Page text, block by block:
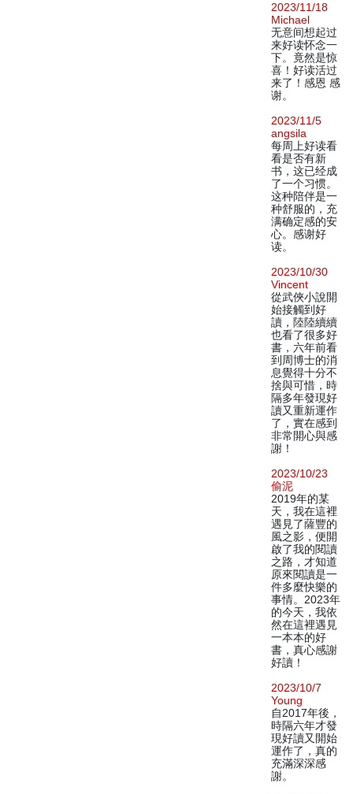
2023/11/18
Michael
无意间想起过
来好读怀念一
下。竟然是惊
喜！好读活过
来了！感恩 感
谢。
2023/11/5
angsila
每周上好读看
看是否有新
书，这已经成
了一个习惯。
这种陪伴是一
种舒服的，充
满确定感的安
心。感谢好
读。
2023/10/30
Vincent
從武俠小說開
始接觸到好
讀，陸陸續續
也看了很多好
書，六年前看
到周博士的消
息覺得十分不
捨與可惜，時
隔多年發現好
讀又重新運作
了，實在感到
非常開心與感
謝！
2023/10/23
偷泥
2019年的某
天，我在這裡
遇見了薩豐的
風之影，便開
啟了我的閱讀
之路，才知道
原來閱讀是一
件多麼快樂的
事情。2023年
的今天，我依
然在這裡遇見
一本本的好
書，真心感謝
好讀！
2023/10/7
Young
自2017年後，
時隔六年才發
現好讀又開始
運作了，真的
充滿深深感
謝。